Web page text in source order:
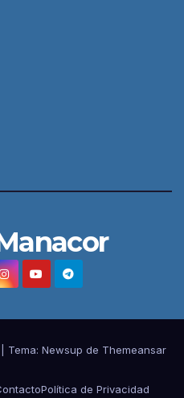
Tema: Newsup de Themeansar
Política de Privacidad